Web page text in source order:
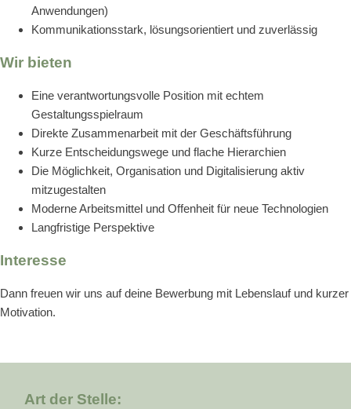
Anwendungen)
Kommunikationsstark, lösungsorientiert und zuverlässig
Wir bieten
Eine verantwortungsvolle Position mit echtem
Gestaltungsspielraum
Direkte Zusammenarbeit mit der Geschäftsführung
Kurze Entscheidungswege und flache Hierarchien
Die Möglichkeit, Organisation und Digitalisierung aktiv
mitzugestalten
Moderne Arbeitsmittel und Offenheit für neue Technologien
Langfristige Perspektive
Interesse
Dann freuen wir uns auf deine Bewerbung mit Lebenslauf und kurzer
Motivation.
Art der Stelle: